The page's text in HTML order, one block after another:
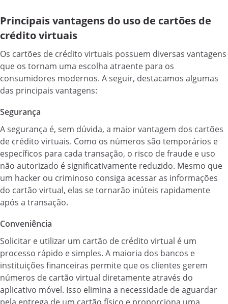
Principais vantagens do uso de cartões de
crédito virtuais
Os cartões de crédito virtuais possuem diversas vantagens
que os tornam uma escolha atraente para os
consumidores modernos. A seguir, destacamos algumas
das principais vantagens:
Segurança
A segurança é, sem dúvida, a maior vantagem dos cartões
de crédito virtuais. Como os números são temporários e
específicos para cada transação, o risco de fraude e uso
não autorizado é significativamente reduzido. Mesmo que
um hacker ou criminoso consiga acessar as informações
do cartão virtual, elas se tornarão inúteis rapidamente
após a transação.
Conveniência
Solicitar e utilizar um cartão de crédito virtual é um
processo rápido e simples. A maioria dos bancos e
instituições financeiras permite que os clientes gerem
números de cartão virtual diretamente através do
aplicativo móvel. Isso elimina a necessidade de aguardar